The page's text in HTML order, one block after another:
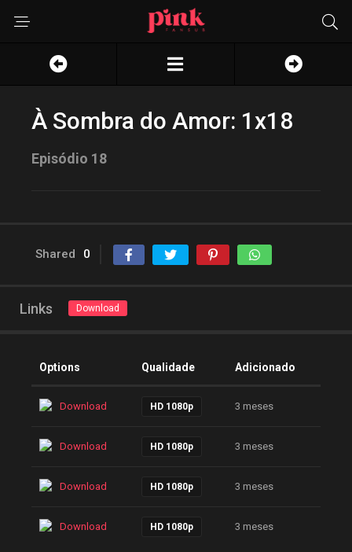
À Sombra do Amor: 1x18
Episódio 18
Shared 0
Links Download
Options Qualidade Adicionado
Download HD 1080p 3 meses
Download HD 1080p 3 meses
Download HD 1080p 3 meses
Download HD 1080p 3 meses